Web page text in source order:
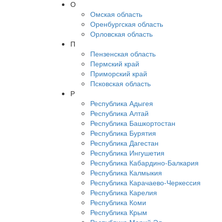
О
Омская область
Оренбургская область
Орловская область
П
Пензенская область
Пермский край
Приморский край
Псковская область
Р
Республика Адыгея
Республика Алтай
Республика Башкортостан
Республика Бурятия
Республика Дагестан
Республика Ингушетия
Республика Кабардино-Балкария
Республика Калмыкия
Республика Карачаево-Черкессия
Республика Карелия
Республика Коми
Республика Крым